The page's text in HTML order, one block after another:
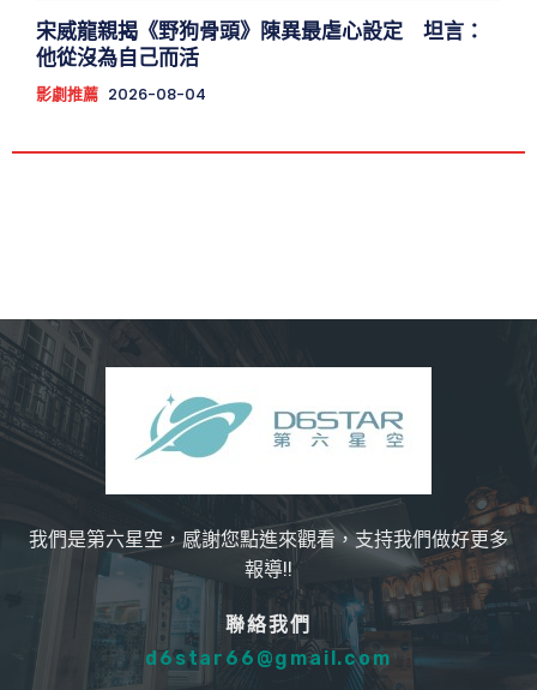
宋威龍親揭《野狗骨頭》陳異最虐心設定 坦言：
他從沒為自己而活
影劇推薦 2026-08-04
我們是第六星空，感謝您點進來觀看，支持我們做好更多
報導!!
聯絡我們
d6star66@gmail.com